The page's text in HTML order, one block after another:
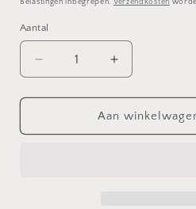
Belastingen inbegrepen. Verzendkosten
Aantal
Aantal
verlagen
voor
Scharnier
Aantal
verhogen
voor
Miniatuur
Scharnier
Aan